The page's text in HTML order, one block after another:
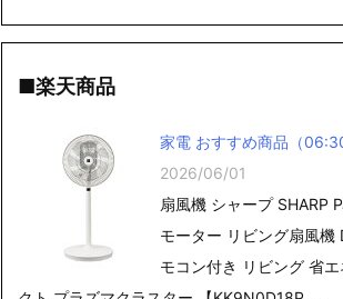
■楽天商品
家電 おすすめ商品（06:30
2026/06/01
扇風機 シャープ SHARP
モーター リビング扇風機
モコン付き リビング 省